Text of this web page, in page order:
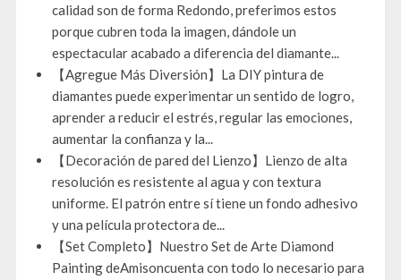
calidad son de forma Redondo, preferimos estos
porque cubren toda la imagen, dándole un
espectacular acabado a diferencia del diamante...
【Agregue Más Diversión】La DIY pintura de
diamantes puede experimentar un sentido de logro,
aprender a reducir el estrés, regular las emociones,
aumentar la confianza y la...
【Decoración de pared del Lienzo】Lienzo de alta
resolución es resistente al agua y con textura
uniforme. El patrón entre sí tiene un fondo adhesivo
y una película protectora de...
【Set Completo】Nuestro Set de Arte Diamond
Painting deAmisoncuenta con todo lo necesario para